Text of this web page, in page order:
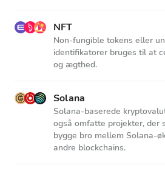
NFT
Non-fungible tokens eller
identifikatorer bruges til at
og ægthed.
Solana
Solana-baserede
også omfatte projekter, der
bygge bro mellem Solana-
andre blockchains.